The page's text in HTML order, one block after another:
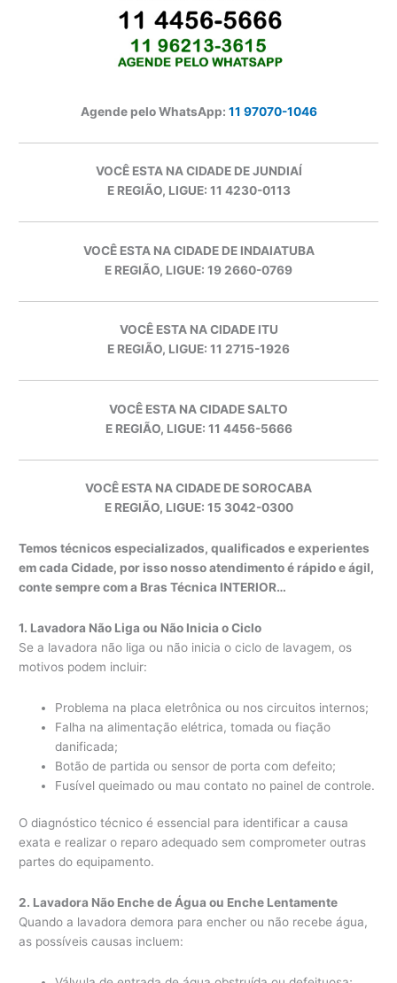
Agende pelo WhatsApp: 11 97070-1046
VOCÊ ESTA NA CIDADE DE JUNDIAÍ
E REGIÃO, LIGUE: 11 4230-0113
VOCÊ ESTA NA CIDADE DE INDAIATUBA
E REGIÃO, LIGUE: 19 2660-0769
VOCÊ ESTA NA CIDADE ITU
E REGIÃO, LIGUE: 11 2715-1926
VOCÊ ESTA NA CIDADE SALTO
E REGIÃO, LIGUE: 11 4456-5666
VOCÊ ESTA NA CIDADE DE SOROCABA
E REGIÃO, LIGUE: 15 3042-0300
Temos técnicos especializados, qualificados e experientes
em cada Cidade, por isso nosso atendimento é rápido e ágil,
conte sempre com a Bras Técnica INTERIOR…
1. Lavadora Não Liga ou Não Inicia o Ciclo
Se a lavadora não liga ou não inicia o ciclo de lavagem, os
motivos podem incluir:
Problema na placa eletrônica ou nos circuitos internos;
Falha na alimentação elétrica, tomada ou fiação
danificada;
Botão de partida ou sensor de porta com defeito;
Fusível queimado ou mau contato no painel de controle.
O diagnóstico técnico é essencial para identificar a causa
exata e realizar o reparo adequado sem comprometer outras
partes do equipamento.
2. Lavadora Não Enche de Água ou Enche Lentamente
Quando a lavadora demora para encher ou não recebe água,
as possíveis causas incluem: